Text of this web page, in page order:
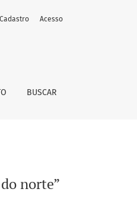
BUSCAR
Cadastro Acesso
norte”